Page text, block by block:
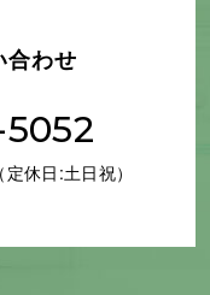
合わせ
5052
休日:土日祝）